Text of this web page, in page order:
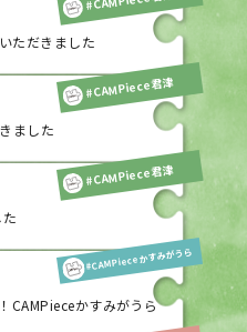
ただきました
#CAMPiece君津
ました
#CAMPiece君津
#CAMPieceかすみがうら
CAMPieceかすみがうら